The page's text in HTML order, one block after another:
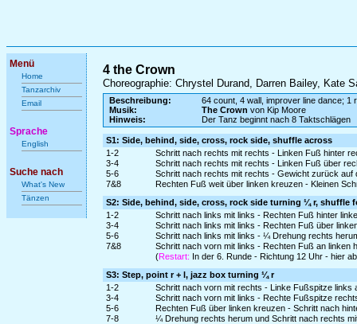
Menü
Home
Tanzarchiv
Email
Sprache
English
Suche nach
What's New
Tänzen
4 the Crown
Choreographie: Chrystel Durand, Darren Bailey, Kate
Beschreibung:
64 count, 4 wall, improver line dance; 1
Musik:
The Crown von Kip Moore
Hinweis:
Der Tanz beginnt nach 8 Taktschlägen
S1: Side, behind, side, cross, rock side, shuffle across
1-2
Schritt nach rechts mit rechts - Linken Fuß hinter
3-4
Schritt nach rechts mit rechts - Linken Fuß über
5-6
Schritt nach rechts mit rechts - Gewicht zurück auf
7&8
Rechten Fuß weit über linken kreuzen - Kleinen
S2: Side, behind, side, cross, rock side turning ¼ r, shuffle
1-2
Schritt nach links mit links - Rechten Fuß hinter
3-4
Schritt nach links mit links - Rechten Fuß über
5-6
Schritt nach links mit links - ¼ Drehung rechts
7&8
Schritt nach vorn mit links - Rechten Fuß an linken
(Restart: In der 6. Runde - Richtung 12 Uhr - hier
S3: Step, point r + l, jazz box turning ¼ r
1-2
Schritt nach vorn mit rechts - Linke Fußspitze links
3-4
Schritt nach vorn mit links - Rechte Fußspitze
5-6
Rechten Fuß über linken kreuzen - Schritt nach
7-8
¼ Drehung rechts herum und Schritt nach rechts